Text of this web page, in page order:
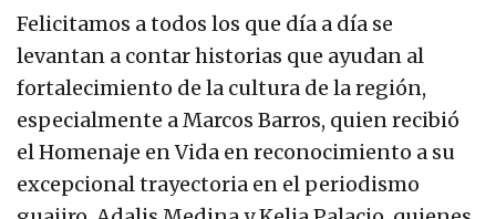
Felicitamos a todos los que día a día se
levantan a contar historias que ayudan al
fortalecimiento de la cultura de la región,
especialmente a Marcos Barros, quien recibió
el Homenaje en Vida en reconocimiento a su
excepcional trayectoria en el periodismo